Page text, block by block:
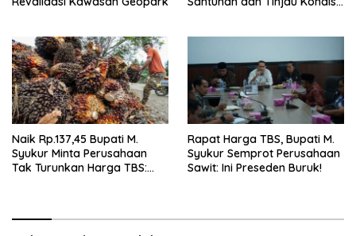
Naik Rp.137,45 Bupati M.
Syukur Minta Perusahaan
Tak Turunkan Harga TBS:
Rapat Harga TBS, Bupati M.
Syukur Semprot Perusahaan
Sawit: Ini Preseden Buruk!